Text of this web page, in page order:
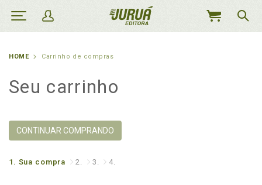
MEU
HOME Carrinho de compras
Seu carrinho
CONTINUAR COMPRANDO
1. Sua compra 2. 3. 4.